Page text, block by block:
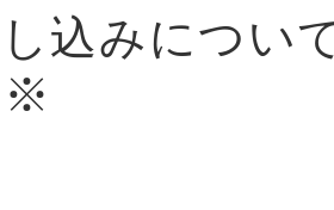
込みについ
※